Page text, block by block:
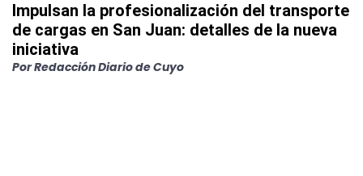
Impulsan la profesionalización del transporte
de cargas en San Juan: detalles de la nueva
iniciativa
PorRedacción Diario de Cuyo